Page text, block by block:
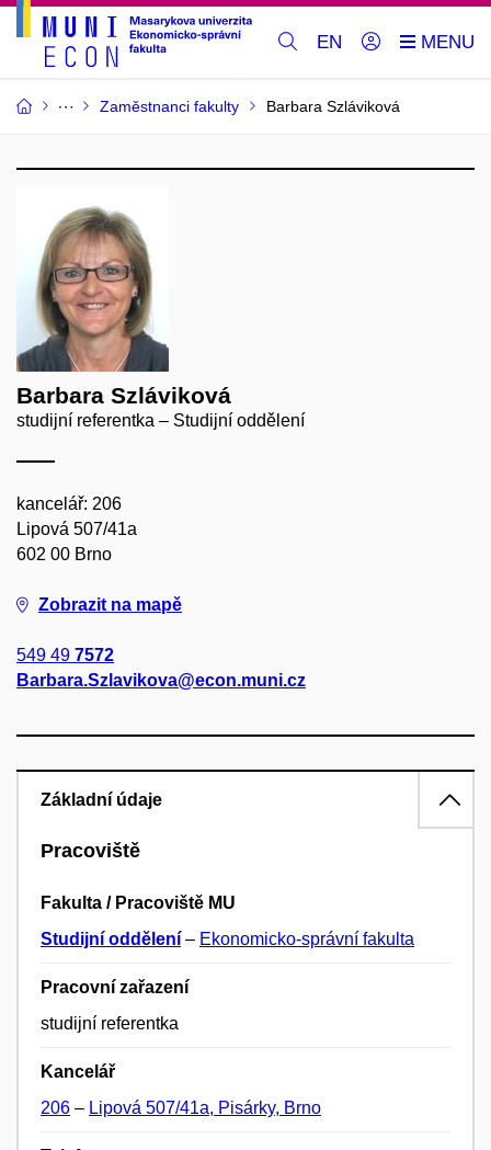
EN
Zaměstnanci fakulty Barbara Szláviková
Barbara Szláviková
studijní referentka – Studijní oddělení
kancelář: 206
Lipová 507/41a
602 00 Brno
Zobrazit na mapě
549 49 7572
Barbara.Szlavikova@econ.muni.cz
Základní údaje
Pracoviště
Fakulta / Pracoviště MU
Studijní oddělení – Ekonomicko-správní fakulta
Pracovní zařazení
studijní referentka
Kancelář
206 – Lipová 507/41a, Pisárky, Brno